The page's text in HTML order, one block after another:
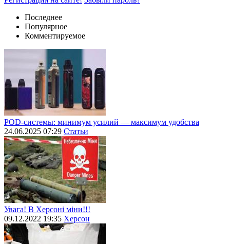
Последнее
Популярное
Комментируемое
POD-системы: минимум усилий — максимум удобства
24.06.2025 07:29 Статьи
Увага! В Херсоні міни!!!
09.12.2022 19:35 Херсон